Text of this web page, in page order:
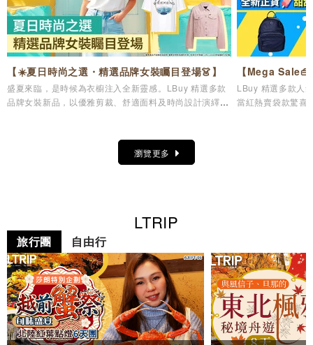
【☀️夏日時尚之選・精選品牌女裝矚目登場👗】
盛夏來臨，是時候為衣櫥注入全新靈感。LBuy 精選多款
品牌女裝新品，以優雅剪裁、舒適面料及時尚設計演繹夏
【Mega
LBuy 精選多款人
當紅熱賣袋款驚喜
瀏覽更多
LTRIP
旅行團 自由行